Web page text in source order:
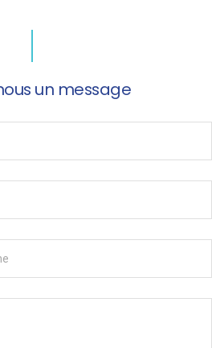
un message